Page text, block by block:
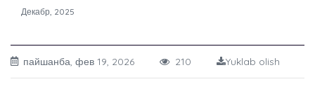
Декабр, 2025
пайшанба, фев 19, 2026 210 Yuklab olish